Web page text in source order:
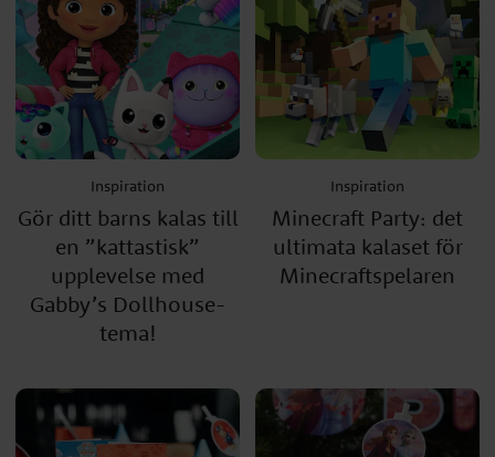
Inspiration
Gör ditt barns kalas till
en ”kattastisk”
upplevelse med
Gabby’s Dollhouse-
tema!
Inspiration
Minecraft Party: det
ultimata kalaset för
Minecraftspelaren